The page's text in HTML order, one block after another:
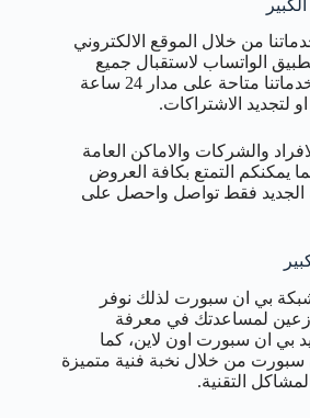
من خلال الموقع الالكتروني
الواتساب لاستقبال جميع
طلباتكم واستفساراتكم فخدماتنا متاحة على مدار 24 ساعة
لتجديد الاشتراكات.
والشركات والاماكن العامة
يمكنكم التمتع بكافة العروض
الجديد فقط تواصل واحصل على
بي ان سبورت لذلك نوفر
لمساعدتك في معرفة
بي ان سبورت اون لاين، كما
من خلال نخبة فنية متميزة
التقنية.